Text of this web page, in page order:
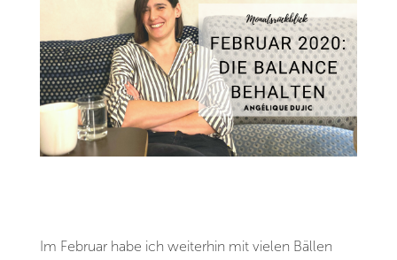
Im Februar habe ich weiterhin mit vielen Bällen